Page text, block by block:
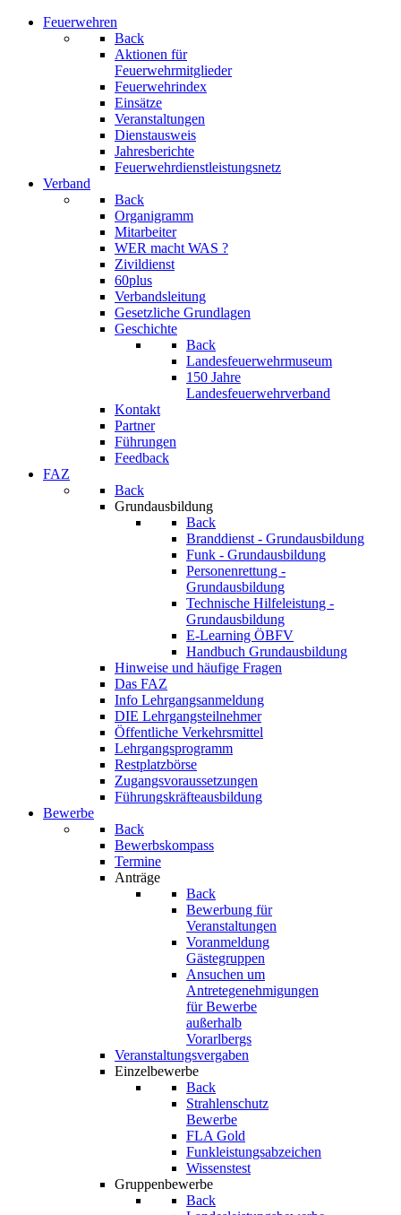
Feuerwehren
Back
Aktionen für
Feuerwehrmitglieder
Feuerwehrindex
Einsätze
Veranstaltungen
Dienstausweis
Jahresberichte
Feuerwehrdienstleistungsnetz
Verband
Back
Organigramm
Mitarbeiter
WER macht WAS ?
Zivildienst
60plus
Verbandsleitung
Gesetzliche Grundlagen
Geschichte
Back
Landesfeuerwehrmuseum
150 Jahre
Landesfeuerwehrverband
Kontakt
Partner
Führungen
Feedback
FAZ
Back
Grundausbildung
Back
Branddienst - Grundausbildung
Funk - Grundausbildung
Personenrettung -
Grundausbildung
Technische Hilfeleistung -
Grundausbildung
E-Learning ÖBFV
Handbuch Grundausbildung
Hinweise und häufige Fragen
Das FAZ
Info Lehrgangsanmeldung
DIE Lehrgangsteilnehmer
Öffentliche Verkehrsmittel
Lehrgangsprogramm
Restplatzbörse
Zugangsvoraussetzungen
Führungskräfteausbildung
Bewerbe
Back
Bewerbskompass
Termine
Anträge
Back
Bewerbung für
Veranstaltungen
Voranmeldung
Gästegruppen
Ansuchen um
Antretegenehmigungen
für Bewerbe
außerhalb
Vorarlbergs
Veranstaltungsvergaben
Einzelbewerbe
Back
Strahlenschutz
Bewerbe
FLA Gold
Funkleistungsabzeichen
Wissenstest
Gruppenbewerbe
Back